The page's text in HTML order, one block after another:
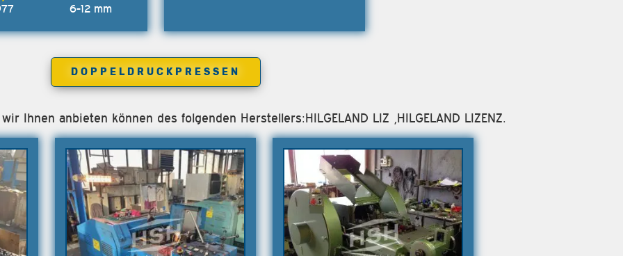
6-12 mm
DOPPELDRUCKPRESSEN
Ihnen anbieten können des folgenden Herstellers:HILGELAND LIZ ,HILGELAND LIZENZ.